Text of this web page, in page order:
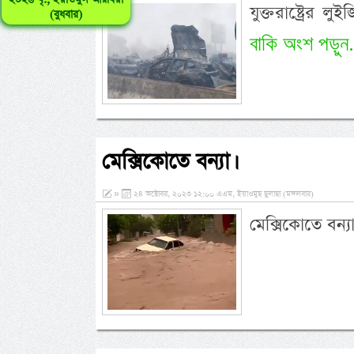
(বুধবার)
যুক্তরাষ্ট্রের
বাকি অংশ
মেক্সিকোতে বন্যা।
» ২৪ অক্টোবর, ২০২৩ ১২:০০ এএম, ইয়াওমুছ ছুলাছা (মঙ্গলবার)
মেক্সিকোতে